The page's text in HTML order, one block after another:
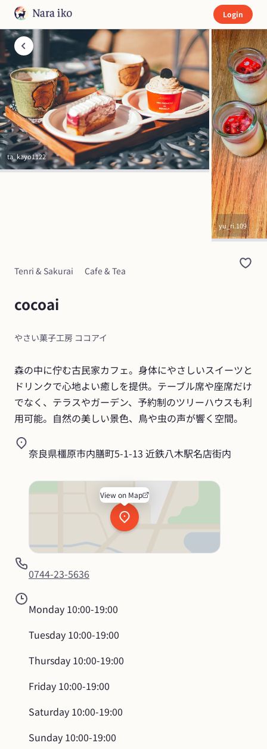
Login
ta_kayo1122
yu_ri.109
Tenri & Sakurai Cafe & Tea
cocoai
やさい菓子工房 ココアイ
森の中に佇む古民家カフェ。身体にやさしいスイーツと
ドリンクで心地よい癒しを提供。テーブル席や座席だけ
でなく、テラスやガーデン、予約制のツリーハウスも利
用可能。自然の美しい景色、鳥や虫の声が響く空間。
奈良県橿原市内膳町5-1-13 近鉄八木駅名店街内
View on Map
0744-23-5636
Monday 10:00-19:00
Tuesday 10:00-19:00
Thursday 10:00-19:00
Friday 10:00-19:00
Saturday 10:00-19:00
Sunday 10:00-19:00